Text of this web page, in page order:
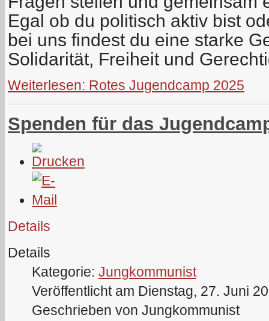
Egal ob du politisch aktiv bist
bei uns findest du eine starke
Solidarität, Freiheit und
Weiterlesen: Rotes Jugendcamp 2025
Spenden für das
Details
Details
Kategorie: Jungkommunist
Veröffentlicht am Dienstag, 27. Juni
Geschrieben von Jungkommunist